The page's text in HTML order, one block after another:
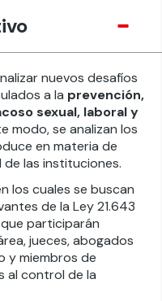
nuevos desafíos
a la prevención,
sexual, laboral y
modo, se analizan los
en materia de
las instituciones.
los cuales se buscan
de la Ley 21.643
participarán
jueces, abogados
y miembros de
al control de la